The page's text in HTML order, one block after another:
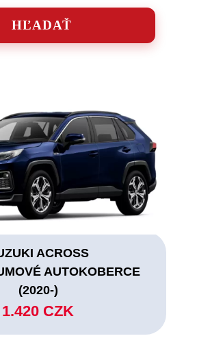
HĽADAŤ
ACROSS
AUTOKOBERCE
(2020-)
1.420 CZK